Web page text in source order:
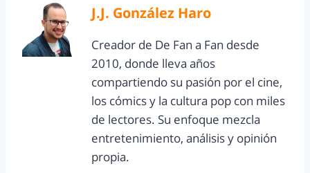
J.J. González Haro
Creador de De Fan a Fan desde
2010, donde lleva años
compartiendo su pasión por el cine,
los cómics y la cultura pop con miles
de lectores. Su enfoque mezcla
entretenimiento, análisis y opinión
propia.